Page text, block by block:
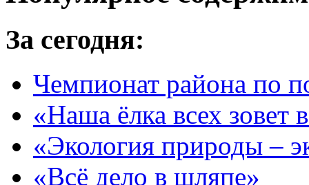
За сегодня:
Чемпионат района по
«Наша ёлка всех зовет
«Экология природы –
«Всё дело в шляпе»